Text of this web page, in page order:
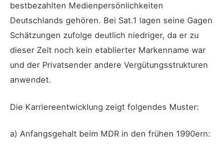
bestbezahlten Medienpersönlichkeiten
Deutschlands gehören. Bei Sat.1 lagen seine Gagen
Schätzungen zufolge deutlich niedriger, da er zu
dieser Zeit noch kein etablierter Markenname war
und der Privatsender andere Vergütungsstrukturen
anwendet.
Die Karriereentwicklung zeigt folgendes Muster:
a) Anfangsgehalt beim MDR in den frühen 1990ern: